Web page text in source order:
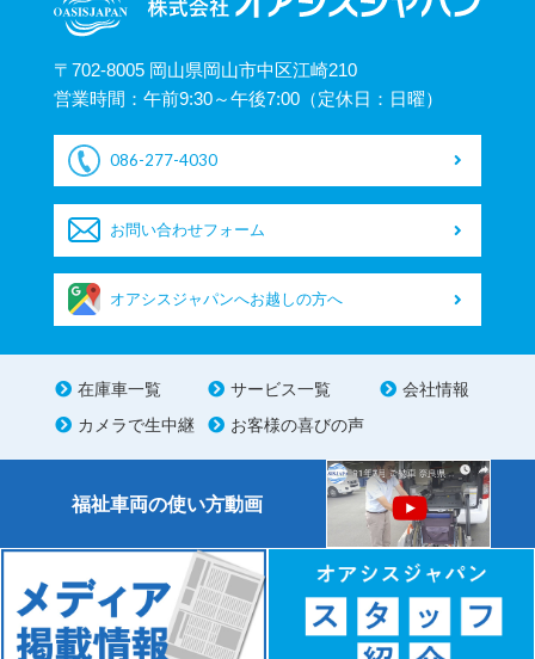
〒702-8005 岡山県岡山市中区江崎210
営業時間：午前9:30～午後7:00（定休日：日曜）
086-277-4030
お問い合わせフォーム
オアシスジャパンへお越しの方へ
在庫車一覧 サービス一覧
会社情報
カメラで生中継
お客様の喜びの声
福祉車両の使い方動画